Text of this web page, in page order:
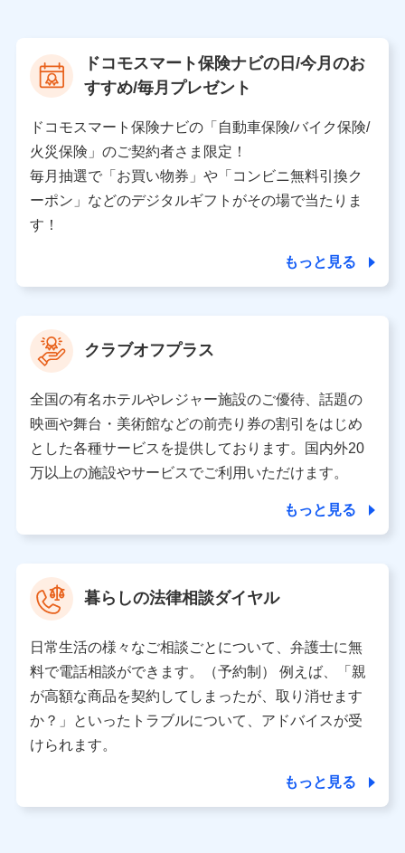
当社の対応品質向上やお問い合わせ内容の正確な把握のため
個人情報保護管理者の職名、連絡先
〒103-0013 東京都中央区日本橋人形町2-14-10 アー
バンネット日本橋ビル 3F
株式会社ドコモ・インシュアランス
個人情報の第三者提供について
当社は利用目的の達成に必要な範囲内において個人情報
の取り扱いの全部または一部を委託する場合がありま
す。
個人データの共同利用
当社は株式会社NTTドコモとの間で、以下のとおり個
人データを共同利用します。
氏名、電話番号、メールアドレス、お客さまの識別子、属
性、連絡先、dポイントサービスのご利用に関する情報。例
として、dポイントカード番号、性別、年齢、家族構成、住
所、dポイント残高、dポイント利用履歴などが含まれます。
利用情報
当社又は株式会社NTTドコモが提供する各種サービスなどの
ご契約・ご利用などに関する情報。例として、当社又は株式
会社NTTドコモが提供する各種サービスのご契約状態・ご利
用履歴インターネット利用時の行動に関する情報、アプリケ
ーション利用時の行動に関する情報、購入されたサービスや
当社又は株式会社NTTドコモが提供する保険関連サービスに
ドコモスマート保険ナビの日/今月のお
すすめ/毎月プレゼント
ドコモスマート保険ナビの「自動車保険/バイク保険/
火災保険」のご契約者さま限定！
毎月抽選で「お買い物券」や「コンビニ無料引換ク
ーポン」などのデジタルギフトがその場で当たりま
す！
もっと見る
クラブオフプラス
全国の有名ホテルやレジャー施設のご優待、話題の
映画や舞台・美術館などの前売り券の割引をはじめ
とした各種サービスを提供しております。国内外20
万以上の施設やサービスでご利用いただけます。
もっと見る
暮らしの法律相談ダイヤル
日常生活の様々なご相談ごとについて、弁護士に無
料で電話相談ができます。（予約制） 例えば、「親
が高額な商品を契約してしまったが、取り消せます
か？」といったトラブルについて、アドバイスが受
けられます。
もっと見る